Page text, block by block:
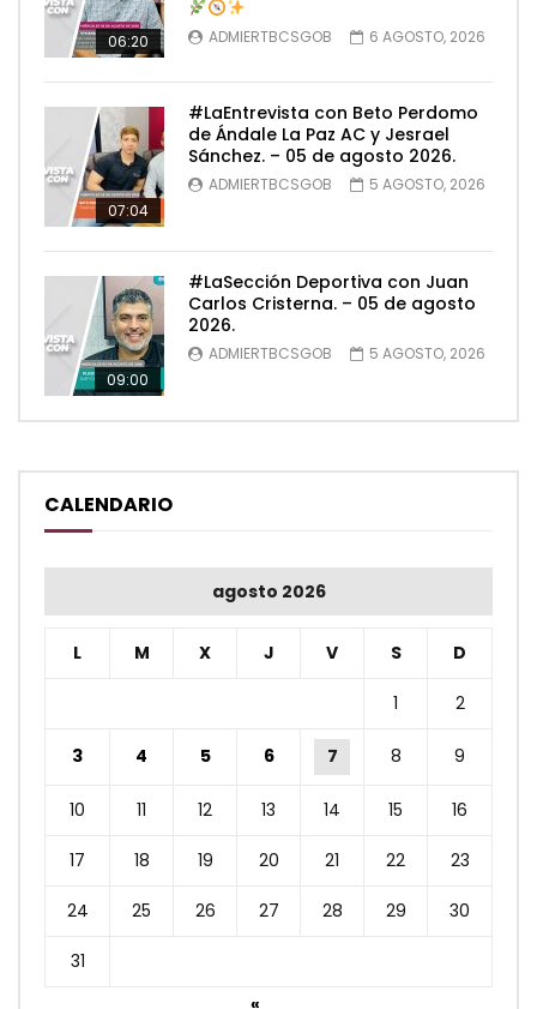
06:20 ADMIERTBCSGOB 6 AGOSTO, 2026
07:04
#LaEntrevista con Beto Perdomo
de Ándale La Paz AC y Jesrael
Sánchez. – 05 de agosto 2026.
ADMIERTBCSGOB 5 AGOSTO, 2026
09:00
#LaSección Deportiva con Juan
Carlos Cristerna. – 05 de agosto
2026.
ADMIERTBCSGOB 5 AGOSTO, 2026
CALENDARIO
agosto 2026
L M X J V S D
1 2
3 4 5 6 7 8 9
10 11 12 13 14 15 16
17 18 19 20 21 22 23
24 25 26 27 28 29 30
31
«